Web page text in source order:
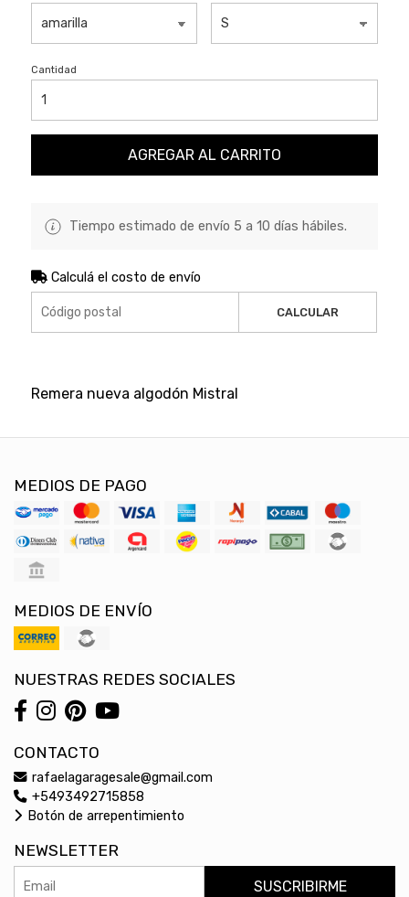
Cantidad
AGREGAR AL CARRITO
Tiempo estimado de envío 5 a 10 días hábiles.
Calculá el costo de envío
CALCULAR
Remera nueva algodón Mistral
MEDIOS DE PAGO
MEDIOS DE ENVÍO
NUESTRAS REDES SOCIALES
CONTACTO
rafaelagaragesale@gmail.com
+5493492715858
Botón de arrepentimiento
NEWSLETTER
SUSCRIBIRME